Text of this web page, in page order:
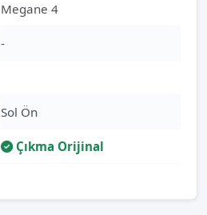
Megane 4
-
Sol Ön
Çıkma Orijinal